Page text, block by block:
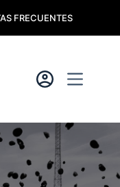
FRECUENTES